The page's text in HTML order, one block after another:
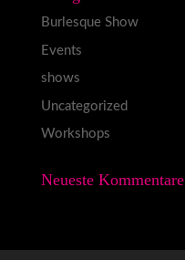
Burlesque Show
Events
shows
Uncategorized
Workshops
Neueste Kommentare